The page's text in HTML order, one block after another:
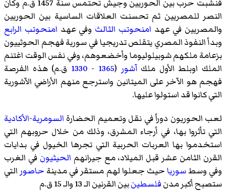
فنشبت حرب بين الحوريين وجيش تحتمس سنة 1457 ق.م
وكان
النصر للمصريين ثم تحسنت العلاقات الساسية بين الحوريين
والمصريين في عهد امنحوتب الثالث وفي عهد امنحوتب الرابع
وبدأ النفوذ المصري يتقلص تدريجيا في سورية فهجم الحوثييون
بزعامة ملكهمشوبيلوليوماوأخضعوهم، وفي نفس الوقت اغتنم
الملك اوبلط الأول ملكآشور (
1365
-
1330 ق.م) هذه الفرصة
فهجم هو الآخر على الميتانين واسترجع منهم الأراضي الآشورية
التي كانوا قد استولوا عليها.
لعب الحوريون دوراً في نقل وتعميم الحضارة السومرية-الأكادية
التي تأثروا بها، في أرجاء المشرق، وذلك من خلال حروبهم التي
استخدموا بها العربات الحربية التي تجرها الخيول في بدايات
القرن الثامن عشر قبل الميلاد، مع جيرانهم الحيثيون في الغرب
وفي وسطسورياحيث جعلوا لهم مستقر في مدينة حاصور التي
ستصبح أكبر مدنفلسطينبين القرنين الـ 13 والـ 15 ق.م